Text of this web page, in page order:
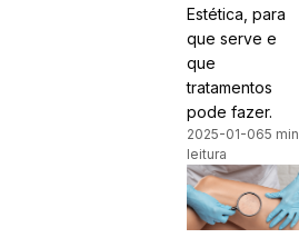
Estética, para
que serve e
que
tratamentos
pode fazer.
2025-01-065 min
leitura